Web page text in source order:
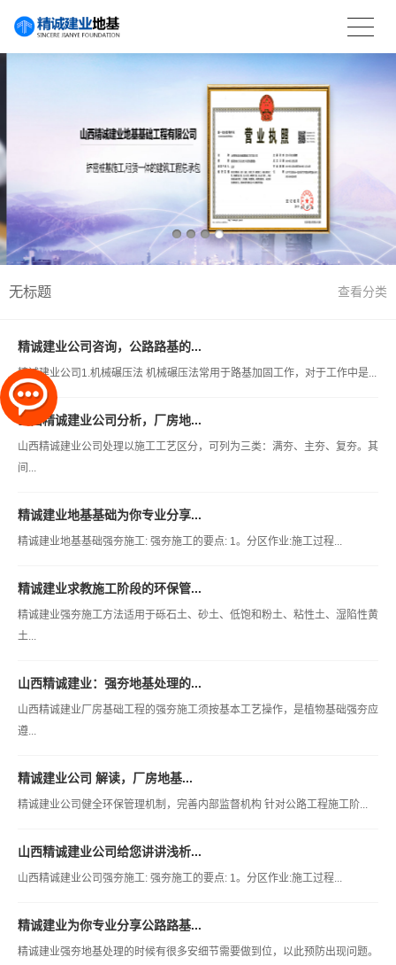
无标题 查看分类
精诚建业公司咨询，公路路基的...
精诚建业公司1.机械碾压法 机械碾压法常用于路基加固工作，对于工作中是...
山西精诚建业公司分析，厂房地...
山西精诚建业公司处理以施工工艺区分，可列为三类：满夯、主夯、复夯。其
间...
精诚建业地基基础为你专业分享...
精诚建业地基基础强夯施工: 强夯施工的要点: 1。分区作业:施工过程...
精诚建业求教施工阶段的环保管...
精诚建业强夯施工方法适用于砾石土、砂土、低饱和粉土、粘性土、湿陷性黄
土...
山西精诚建业：强夯地基处理的...
山西精诚建业厂房基础工程的强夯施工须按基本工艺操作，是植物基础强夯应
遵...
精诚建业公司 解读，厂房地基...
精诚建业公司健全环保管理机制，完善内部监督机构 针对公路工程施工阶...
山西精诚建业公司给您讲讲浅析...
山西精诚建业公司强夯施工: 强夯施工的要点: 1。分区作业:施工过程...
精诚建业为你专业分享公路路基...
精诚建业强夯地基处理的时候有很多安细节需要做到位，以此预防出现问题。